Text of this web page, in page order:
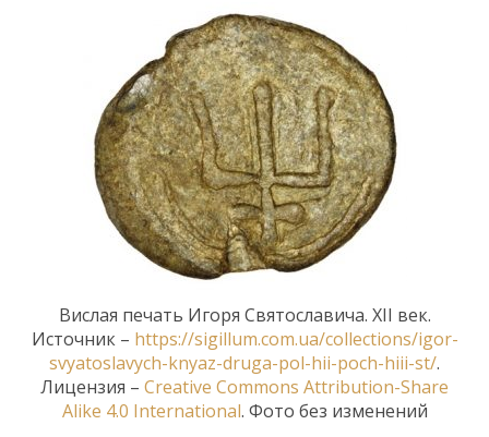
Вислая печать Игоря Святославича. XII век.
Источник – https://sigillum.com.ua/collections/igor-
svyatoslavych-knyaz-druga-pol-hii-poch-hiii-st/.
Лицензия – Creative Commons Attribution-Share
Alike 4.0 International. Фото без изменений